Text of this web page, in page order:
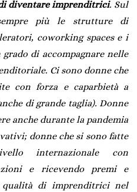
diventare imprenditrici. Sul
più le strutture di
coworking spaces e i
di accompagnare nelle
Ci sono donne che
con forza e caparbietà a
di grande taglia). Donne
anche durante la pandemia
donne che si sono fatte
internazionale con
e ricevendo premi e
di imprenditrici nel